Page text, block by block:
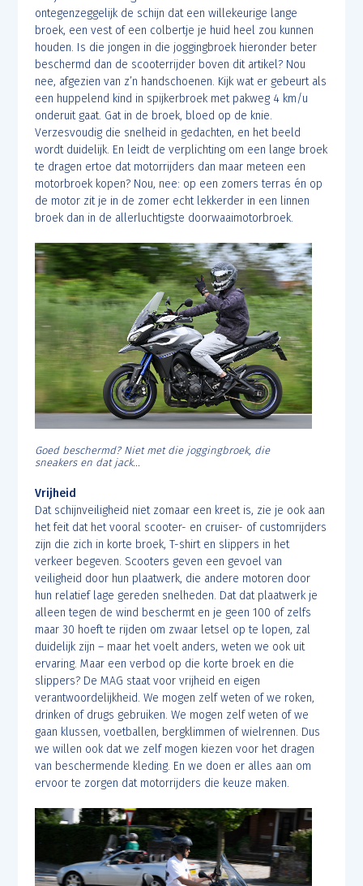
ontegenzeggelijk de schijn dat een willekeurige lange
broek, een vest of een colbertje je huid heel zou kunnen
houden. Is die jongen in die joggingbroek hieronder beter
beschermd dan de scooterrijder boven dit artikel? Nou
nee, afgezien van z’n handschoenen. Kijk wat er gebeurt als
een huppelend kind in spijkerbroek met pakweg 4 km/u
onderuit gaat. Gat in de broek, bloed op de knie.
Verzesvoudig die snelheid in gedachten, en het beeld
wordt duidelijk. En leidt de verplichting om een lange broek
te dragen ertoe dat motorrijders dan maar meteen een
motorbroek kopen? Nou, nee: op een zomers terras én op
de motor zit je in de zomer echt lekkerder in een linnen
broek dan in de allerluchtigste doorwaaimotorbroek.
Goed beschermd? Niet met die joggingbroek, die
sneakers en dat jack...
Vrijheid
Dat schijnveiligheid niet zomaar een kreet is, zie je ook aan
het feit dat het vooral scooter- en cruiser- of customrijders
zijn die zich in korte broek, T-shirt en slippers in het
verkeer begeven. Scooters geven een gevoel van
veiligheid door hun plaatwerk, die andere motoren door
hun relatief lage gereden snelheden. Dat dat plaatwerk je
alleen tegen de wind beschermt en je geen 100 of zelfs
maar 30 hoeft te rijden om zwaar letsel op te lopen, zal
duidelijk zijn – maar het voelt anders, weten we ook uit
ervaring. Maar een verbod op die korte broek en die
slippers? De MAG staat voor vrijheid en eigen
verantwoordelijkheid. We mogen zelf weten of we roken,
drinken of drugs gebruiken. We mogen zelf weten of we
gaan klussen, voetballen, bergklimmen of wielrennen. Dus
we willen ook dat we zelf mogen kiezen voor het dragen
van beschermende kleding. En we doen er alles aan om
ervoor te zorgen dat motorrijders die keuze maken.